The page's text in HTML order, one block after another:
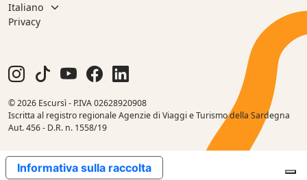
Privacy
© 2026 Escursì - P.IVA 02628920908
Iscritta al registro regionale Agenzie di Viaggi e Turismo della Sardegna
Aut. 456 - D.R. n. 1558/19
Informativa sulla raccolta